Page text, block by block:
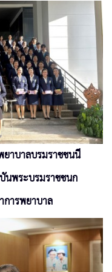
าบาลบรมราชชนนี
นพระบรมราชชนก
การพยาบาล